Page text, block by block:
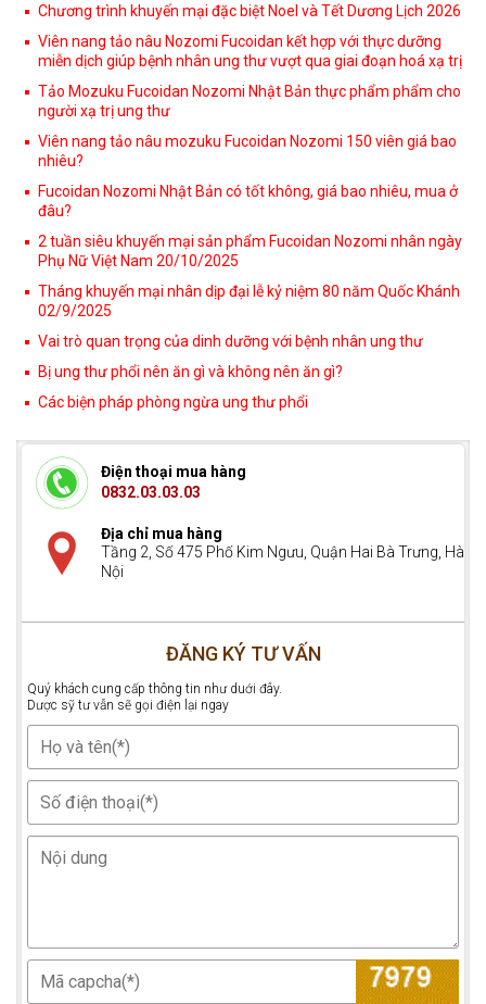
Chương trình khuyến mại đặc biệt Noel và Tết Dương Lịch 2026
Viên nang tảo nâu Nozomi Fucoidan kết hợp với thực dưỡng
miễn dịch giúp bệnh nhân ung thư vượt qua giai đoạn hoá xạ trị
Tảo Mozuku Fucoidan Nozomi Nhật Bản thực phẩm phẩm cho
người xạ trị ung thư
Viên nang tảo nâu mozuku Fucoidan Nozomi 150 viên giá bao
nhiêu?
Fucoidan Nozomi Nhật Bản có tốt không, giá bao nhiêu, mua ở
đâu?
2 tuần siêu khuyến mại sản phẩm Fucoidan Nozomi nhân ngày
Phụ Nữ Việt Nam 20/10/2025
Tháng khuyến mại nhân dịp đại lễ kỷ niệm 80 năm Quốc Khánh
02/9/2025
Vai trò quan trọng của dinh dưỡng với bệnh nhân ung thư
Bị ung thư phổi nên ăn gì và không nên ăn gì?
Các biện pháp phòng ngừa ung thư phổi
Điện thoại mua hàng
0832.03.03.03
Địa chỉ mua hàng
Tầng 2, Số 475 Phố Kim Ngưu, Quận Hai Bà Trưng, Hà
Nội
ĐĂNG KÝ TƯ VẤN
Quý khách cung cấp thông tin như duới đây.
Dược sỹ tư vẫn sẽ gọi điện lại ngay